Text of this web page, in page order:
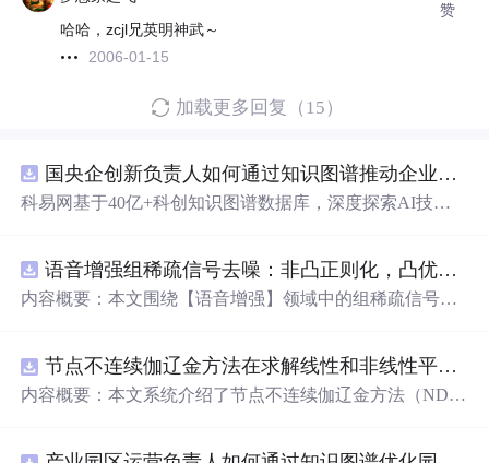
哈哈，zcjl兄英明神武～
2006-01-15
赞
加载更多回复（15）
国央企创新负责人如何通过知识图谱推动企业技术创新与外部资源高效对接？.docx
科易网基于40亿+科创知识图谱数据库，深度探索AI技术
新领域的AI+数智化解决方案，推动科技创新与产业创新
智能化发展。
语音增强组稀疏信号去噪：非凸正则化，凸优化研究（Matlab代码实现）
内容概要：本文围绕【语音增强】领域中的组稀疏信号去
文章系统阐述了组稀疏信号模型的构建机制，引入非凸正
则项以更精确地逼近理想稀疏性，克服传统凸正则化在稀
实现，涵盖语音信号预处理、稀疏系数求解、去噪重构等
节点不连续伽辽金方法在求解线性和非线性平流方程中的一维实现（Matlab代码实现）
内容概要：本文系统介绍了节点不连续伽辽金方法（ND